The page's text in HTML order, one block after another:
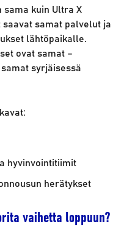
kuin Ultra X
samat palvelut ja
lähtöpaikalle.
ovat samat –
syrjäisessä
hyvinvointitiimit
herätykset
vaihetta loppuun?